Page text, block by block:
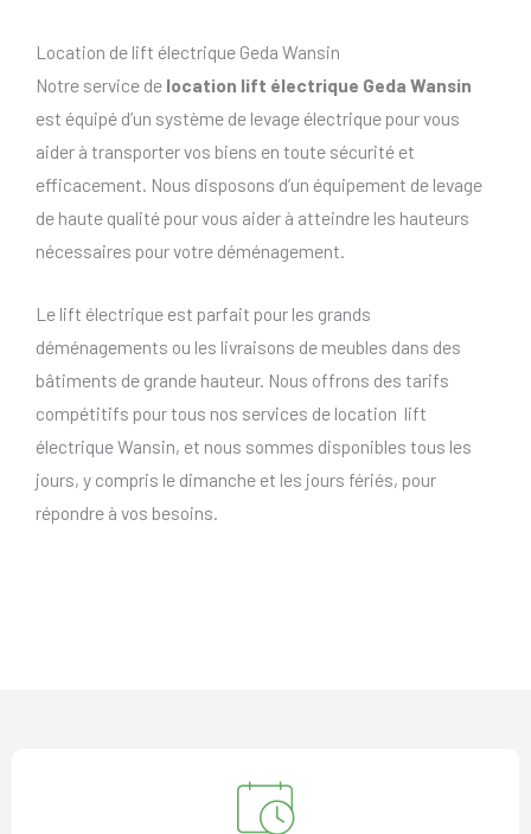
Location de lift électrique Geda Wansin
Notre service de location lift électrique Geda Wansin
est équipé d’un système de levage électrique pour vous
aider à transporter vos biens en toute sécurité et
efficacement. Nous disposons d’un équipement de levage
de haute qualité pour vous aider à atteindre les hauteurs
nécessaires pour votre déménagement.
Le lift électrique est parfait pour les grands
déménagements ou les livraisons de meubles dans des
bâtiments de grande hauteur. Nous offrons des tarifs
compétitifs pour tous nos services de location lift
électrique Wansin, et nous sommes disponibles tous les
jours, y compris le dimanche et les jours fériés, pour
répondre à vos besoins.